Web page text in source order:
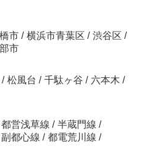
市 / 横浜市青葉区 / 渋谷区 /
市
/ 松風台 / 千駄ヶ谷 / 六本木 /
都営浅草線 / 半蔵門線 /
副都心線 / 都電荒川線 /